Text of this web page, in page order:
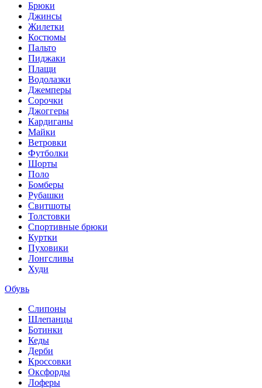
Брюки
Джинсы
Жилетки
Костюмы
Пальто
Пиджаки
Плащи
Водолазки
Джемперы
Сорочки
Джоггеры
Кардиганы
Майки
Ветровки
Футболки
Шорты
Поло
Бомберы
Рубашки
Свитшоты
Толстовки
Спортивные брюки
Куртки
Пуховики
Лонгсливы
Худи
Обувь
Слипоны
Шлепанцы
Ботинки
Кеды
Дерби
Кроссовки
Оксфорды
Лоферы